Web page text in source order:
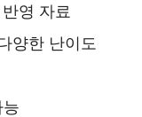
영 자료
양한 난이도